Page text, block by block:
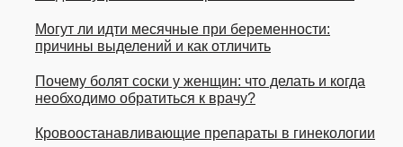
Могут ли идти месячные при беременности:
причины выделений и как отличить
Почему болят соски у женщин: что делать и когда
необходимо обратиться к врачу?
Кровоостанавливающие препараты в гинекологии